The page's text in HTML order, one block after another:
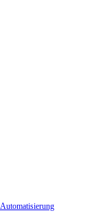
Automatisierung